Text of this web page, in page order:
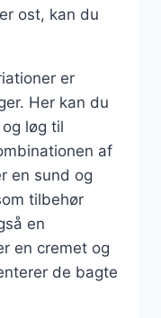
ost, kan du
er
Her kan du
løg til
af
en sund og
tilbehør
en
en cremet og
de bagte